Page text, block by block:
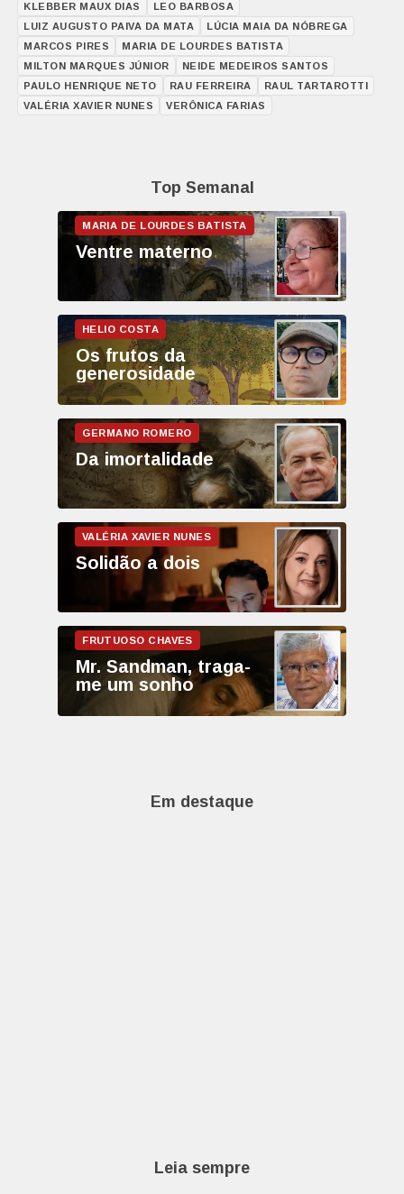
KLEBBER MAUX DIAS
LEO BARBOSA
LUIZ AUGUSTO PAIVA DA MATA
LÚCIA MAIA DA NÓBREGA
MARCOS PIRES
MARIA DE LOURDES BATISTA
MILTON MARQUES JÚNIOR
NEIDE MEDEIROS SANTOS
PAULO HENRIQUE NETO
RAU FERREIRA
RAUL TARTAROTTI
VALÉRIA XAVIER NUNES
VERÔNICA FARIAS
Top Semanal
Ventre materno
Os frutos da
generosidade
Da imortalidade
Solidão a dois
Mr. Sandman, traga-
me um sonho
Em destaque
Leia sempre